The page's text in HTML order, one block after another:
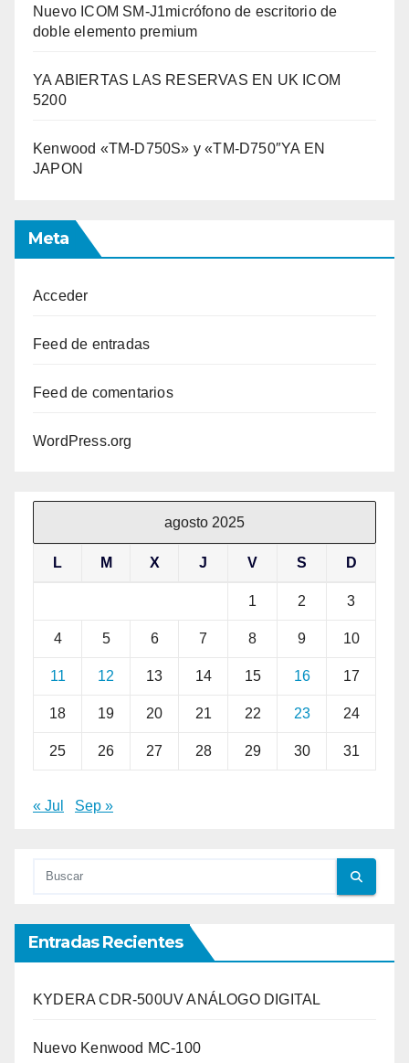
Nuevo ICOM SM-J1micrófono de escritorio de
doble elemento premium
YA ABIERTAS LAS RESERVAS EN UK ICOM
5200
Kenwood «TM-D750S» y «TM-D750″YA EN
JAPON
Meta
Acceder
Feed de entradas
Feed de comentarios
WordPress.org
agosto 2025
L M X J V S D
1 2 3
4 5 6 7 8 9 10
11 12 13 14 15 16 17
18 19 20 21 22 23 24
25 26 27 28 29 30 31
« Jul Sep »
Entradas Recientes
KYDERA CDR-500UV ANÁLOGO DIGITAL
Nuevo Kenwood MC-100